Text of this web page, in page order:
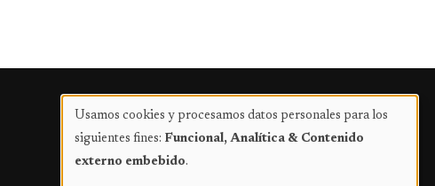
Publicidad
Uso
de
Usamos cookies y procesamos datos personales para los
siguientes fines: Funcional, Analítica & Contenido
externo embebido.